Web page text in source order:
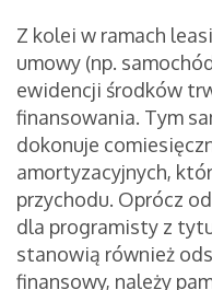
Z kolei w ramach
umowy (np.
ewidencji środków
finansowania. Tym
dokonuje
amortyzacyjnych,
przychodu. Oprócz
dla programisty z
stanowią również
finansowy, należy